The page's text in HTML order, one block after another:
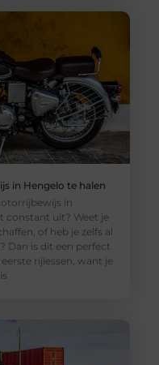
in Hengelo te halen
in
constant uit? Weet je
of heb je zelfs al
Dan is dit een perfect
rijlessen, want je